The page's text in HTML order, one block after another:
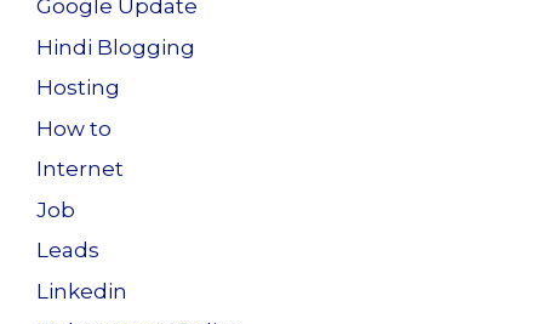
Google Update
Hindi Blogging
Hosting
How to
Internet
Job
Leads
Linkedin